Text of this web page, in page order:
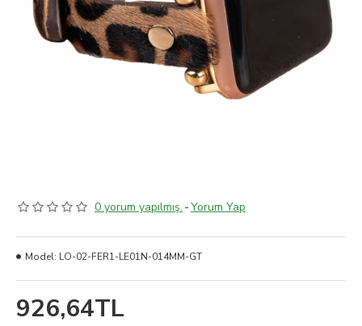
0 yorum yapılmış. -Yorum Yap
926,64TL
Model: LO-02-FER1-LE01N-014MM-GT